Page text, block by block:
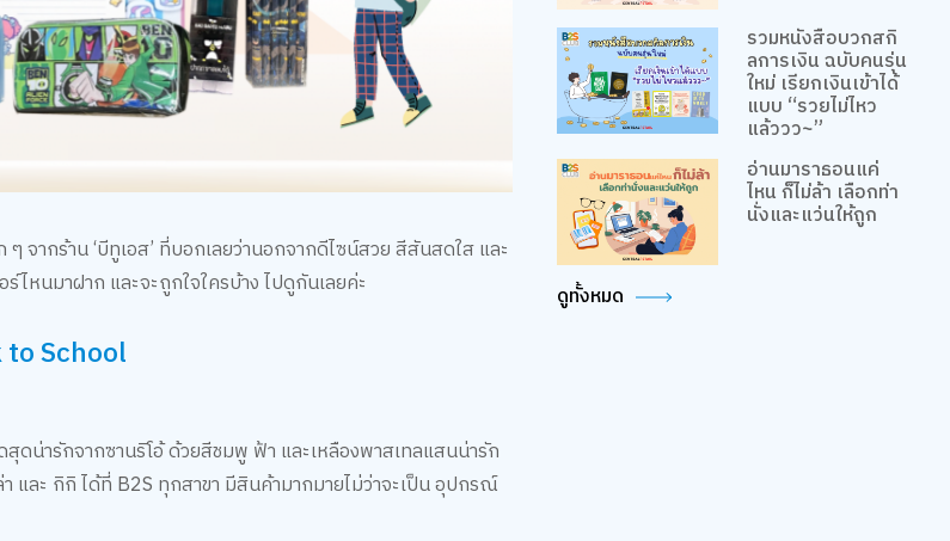
จากร้าน ‘บีทูเอส’ ที่บอกเลยว่านอกจากดีไซน์สวย สีสันสดใส และ
ไหนมาฝาก และจะถูกใจใครบ้าง ไปดูกันเลยค่ะ
to School
สุดน่ารักจากซานริโอ้ ด้วยสีชมพู ฟ้า และเหลืองพาสเทลแสนน่ารัก
และ กิกิ ได้ที่ B2S ทุกสาขา มีสินค้ามากมายไม่ว่าจะเป็น อุปกรณ์
รวมหนังสือบวกสกิ
ลการเงิน ฉบับคนรุ่น
ใหม่ เรียกเงินเข้าได้
แบบ “รวยไม่ไหว
แล้ววว~”
อ่านมาราธอนแค่
ไหน ก็ไม่ล้า เลือกท่า
นั่งและแว่นให้ถูก
ดูทั้งหมด